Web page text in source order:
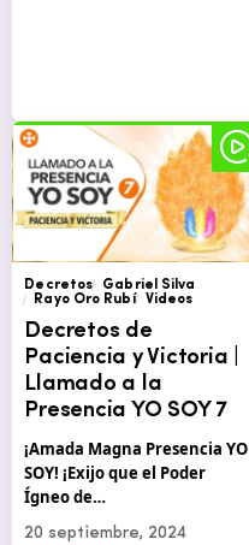
Decretos
Gabriel Silva
Rayo Oro Rubí
Videos
Decretos de
Paciencia y Victoria |
Llamado a la
Presencia YO SOY 7
¡Amada Magna Presencia YO
SOY! ¡Exijo que el Poder
Ígneo de…
20 septiembre, 2024